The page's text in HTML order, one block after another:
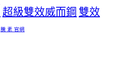
超級雙效威而鋼 雙效
騰 素 官網